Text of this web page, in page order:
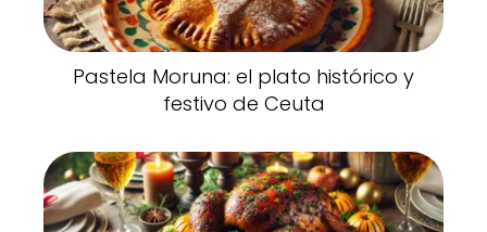
Pastela Moruna: el plato histórico y
festivo de Ceuta